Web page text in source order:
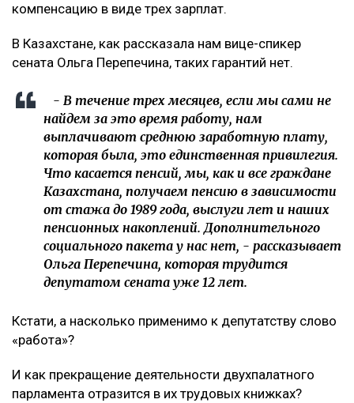
компенсацию в виде трех зарплат.
В Казахстане, как рассказала нам вице-спикер
сената Ольга Перепечина, таких гарантий нет.
- В течение трех месяцев, если мы сами не
найдем за это время работу, нам
выплачивают среднюю заработную плату,
которая была, это единственная привилегия.
Что касается пенсий, мы, как и все граждане
Казахстана, получаем пенсию в зависимости
от стажа до 1989 года, выслуги лет и наших
пенсионных накоплений. Дополнительного
социального пакета у нас нет, - рассказывает
Ольга Перепечина, которая трудится
депутатом сената уже 12 лет.
Кстати, а насколько применимо к депутатству слово
«работа»?
И как прекращение деятельности двухпалатного
парламента отразится в их трудовых книжках?